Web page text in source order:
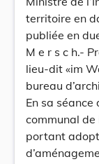
territoire en
publiée en
M e r s c h.-
lieu-dit «im
bureau
En sa
communal
portant